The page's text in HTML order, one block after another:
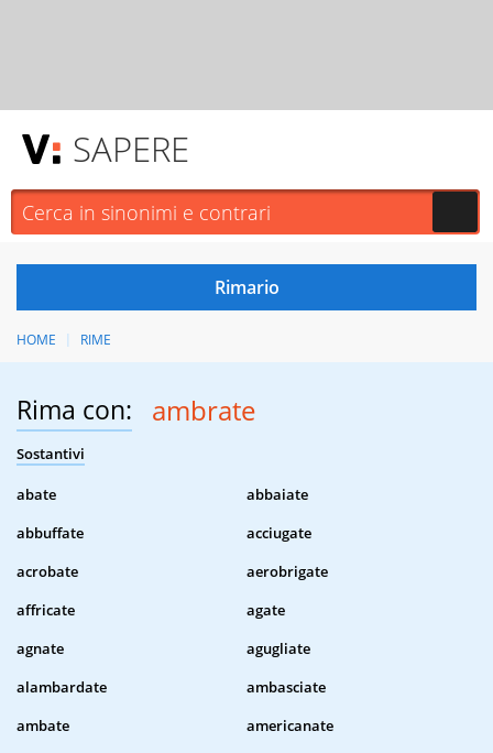
SAPERE
HOME RIME
Rima con: ambrate
Sostantivi
abate
abbaiate
abbuffate
acciugate
acrobate
aerobrigate
affricate
agate
agnate
agugliate
alambardate
ambasciate
ambate
americanate